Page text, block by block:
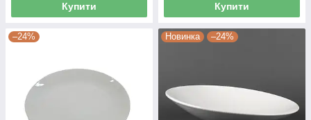
Купити Купити
–24% Новинка –24%